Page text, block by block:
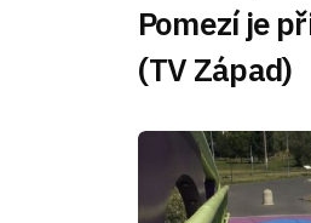
Pomezí je
(TV Západ)